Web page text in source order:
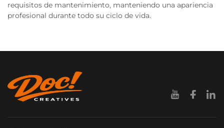
requisitos de mantenimiento, manteniendo una apariencia
profesional durante todo su ciclo de vida.